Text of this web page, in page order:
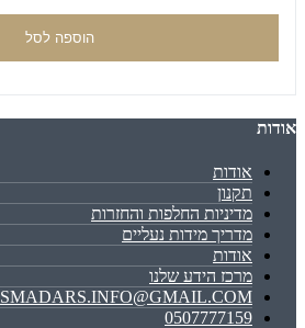
הוספה לסל
אודות
אודות
תקנון
מדיניות החלפות והחזרות
מדריך מידות נעליים
אודות
מרכז הידע שלנו
SMADARS.INFO@GMAIL.COM
0507777159